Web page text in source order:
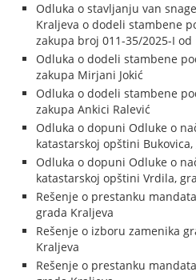
Odluka o stavljanju van
Kraljeva o dodeli stambene
zakupa broj 011-35/2025-I od
Odluka o dodeli stambene
zakupa Mirjani Jokić
Odluka o dodeli stambene
zakupa Ankici Ralević
Odluka o dopuni Odluke o
katastarskoj opštini
Odluka o dopuni Odluke o
katastarskoj opštini Vrdila,
Rešenje o prestanku
grada Kraljeva
Rešenje o izboru zamenika
Kraljeva
Rešenje o prestanku